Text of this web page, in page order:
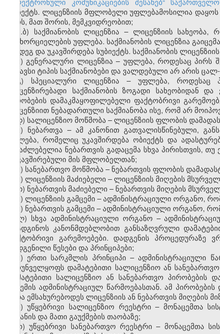
ობიექტს. ლიცენზიის მფლობელი უფლებამოსილია
პირს, მათ შორის, მემკვიდრეობით;
ა.ბ) საქმიანობის ლიცენზია – ლიცენზიის
განხორციელების უფლება. საქმიანობის ლიცენზია
შემდეგ და უკავშირდება სუბიექტს. საქმიანობის
ბ) გენერალური ლიცენზია – უფლება, როდესაც პირს
მსგავსი ტიპის საქმიანობები და ვალდებული არ არის
გ) სპეციალური ლიცენზია – უფლება, როდესაც
ლიცენზირებადი საქმიანობის ზოგადი სახეობიდან
პირობების დამაკმაყოფილებელი ფაქტობრივი
ლიცენზიით ნებადართული საქმიანობა ისე, რომ არ
დ) სალიცენზიო მოწმობა – ლიცენზიის ფლობის
ე) ნებართვა – ამ კანონით გათვალისწინებული,
უფლება, რომელიც უკავშირდება ობიექტს და
შესაძლებელია ნებართვის გადაცემა სხვა პირისთვის,
დაკავშირებული მის მფლობელთან;
ვ) სანებართვო მოწმობა – ნებართვის ფლობის
ზ) ლიცენზიის მაძიებელი – ლიცენზიის მიღების
თ) ნებართვის მაძიებელი – ნებართვის მიღების
ი) ლიცენზიის გამცემი – ადმინისტრაციული ორგანო,
კ) ნებართვის გამცემი – ადმინისტრაციული ორგანო,
ლ) სხვა ადმინისტრაციული ორგანო –
დაადგინოს კანონმდებლობით განსაზღვრული
ფაქტობრივი გარემოებები. დადგენის პროცედურაზე
დადგენილი წესები და პრინციპები;
მ) ერთი სარკმლის პრინციპი – ადმინისტრაციული
უზრუნველყოფს დამატებითი სალიცენზიო ან
დამატებითი სალიცენზიო ან სანებართვო პირობების
გაცემის ადმინისტრაციულ წარმოებასთან. ამ
უნდა ემსახურებოდეს ლიცენზიის ან ნებართვის მიღების
ნ) უწყებრივი სალიცენზიო რეესტრი – მონაცემთა
შეტანის და მათი გაუქმების თაობაზე;
ო) უწყებრივი სანებართვო რეესტრი – მონაცემთა